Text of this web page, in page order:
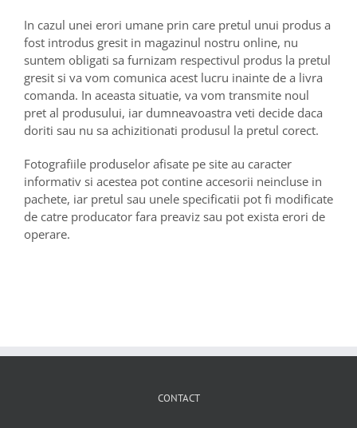
In cazul unei erori umane prin care pretul unui produs a
fost introdus gresit in magazinul nostru online, nu
suntem obligati sa furnizam respectivul produs la pretul
gresit si va vom comunica acest lucru inainte de a livra
comanda. In aceasta situatie, va vom transmite noul
pret al produsului, iar dumneavoastra veti decide daca
doriti sau nu sa achizitionati produsul la pretul corect.
Fotografiile produselor afisate pe site au caracter
informativ si acestea pot contine accesorii neincluse in
pachete, iar pretul sau unele specificatii pot fi modificate
de catre producator fara preaviz sau pot exista erori de
operare.
CONTACT